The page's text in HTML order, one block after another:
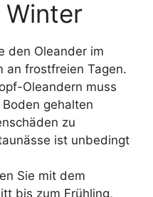
Winter
den Oleander im
an frostfreien Tagen.
Oleandern muss
gehalten
zu
ist unbedingt
Sie mit dem
bis zum Frühling,